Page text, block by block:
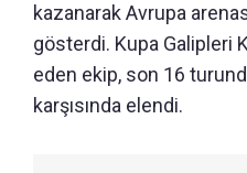
kazanarak Avrupa
gösterdi. Kupa Galipleri
eden ekip, son 16
karşısında elendi.